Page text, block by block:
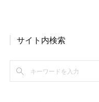
サイト内検索